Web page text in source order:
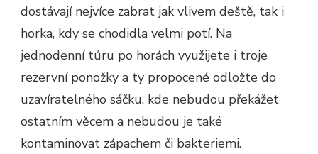
dostávají nejvíce zabrat jak vlivem deště, tak i
horka, kdy se chodidla velmi potí. Na
jednodenní túru po horách využijete i troje
rezervní ponožky a ty propocené odložte do
uzavíratelného sáčku, kde nebudou překážet
ostatním věcem a nebudou je také
kontaminovat zápachem či bakteriemi.